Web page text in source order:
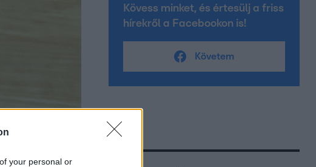
your personal or
Kövess minket, és értesülj a friss
hírekről a Facebookon is!
Követem